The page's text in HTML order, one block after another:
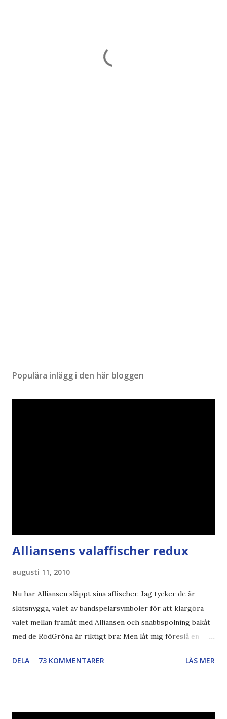
Populära inlägg i den här bloggen
Alliansens valaffischer redux
augusti 11, 2010
Nu har Alliansen släppt sina affischer. Jag tycker de är
skitsnygga, valet av bandspelarsymboler för att klargöra
valet mellan framåt med Alliansen och snabbspolning bakåt
med de RödGröna är riktigt bra: Men låt mig föreslå en
Piratpartiet FRA-lagen Kultur Upphovsrätten //Zac,
DELA 73 KOMMENTARER LÄS MER